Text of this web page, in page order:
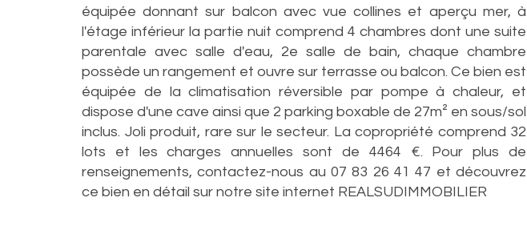
équipée donnant sur balcon avec vue collines et aperçu mer, à
l'étage inférieur la partie nuit comprend 4 chambres dont une suite
parentale avec salle d'eau, 2e salle de bain, chaque chambre
possède un rangement et ouvre sur terrasse ou balcon. Ce bien est
équipée de la climatisation réversible par pompe à chaleur, et
dispose d'une cave ainsi que 2 parking boxable de 27m² en sous/sol
inclus. Joli produit, rare sur le secteur. La copropriété comprend 32
lots et les charges annuelles sont de 4464 €. Pour plus de
renseignements, contactez-nous au 07 83 26 41 47 et découvrez
ce bien en détail sur notre site internet REALSUDIMMOBILIER